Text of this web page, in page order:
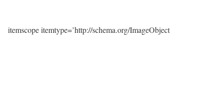
itemscope itemtype=’http://schema.org/ImageObject